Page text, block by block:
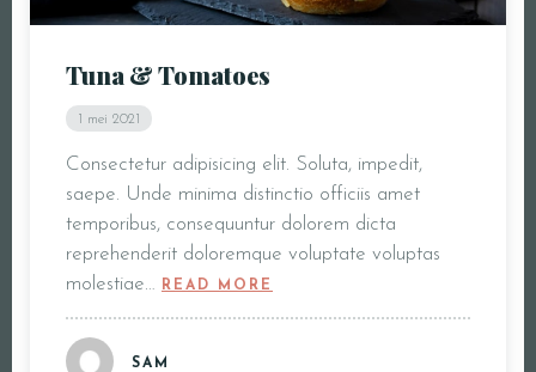
Tuna & Tomatoes
1 mei 2021
Consectetur adipisicing elit. Soluta, impedit,
saepe. Unde minima distinctio officiis amet
temporibus, consequuntur dolorem dicta
reprehenderit doloremque voluptate voluptas
molestiae…
READ MORE
SAM